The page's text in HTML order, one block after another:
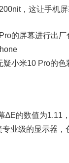
，这让手机
屏幕进行出厂
小米10 Pro的色
的数值为1.11，
业级的显示器